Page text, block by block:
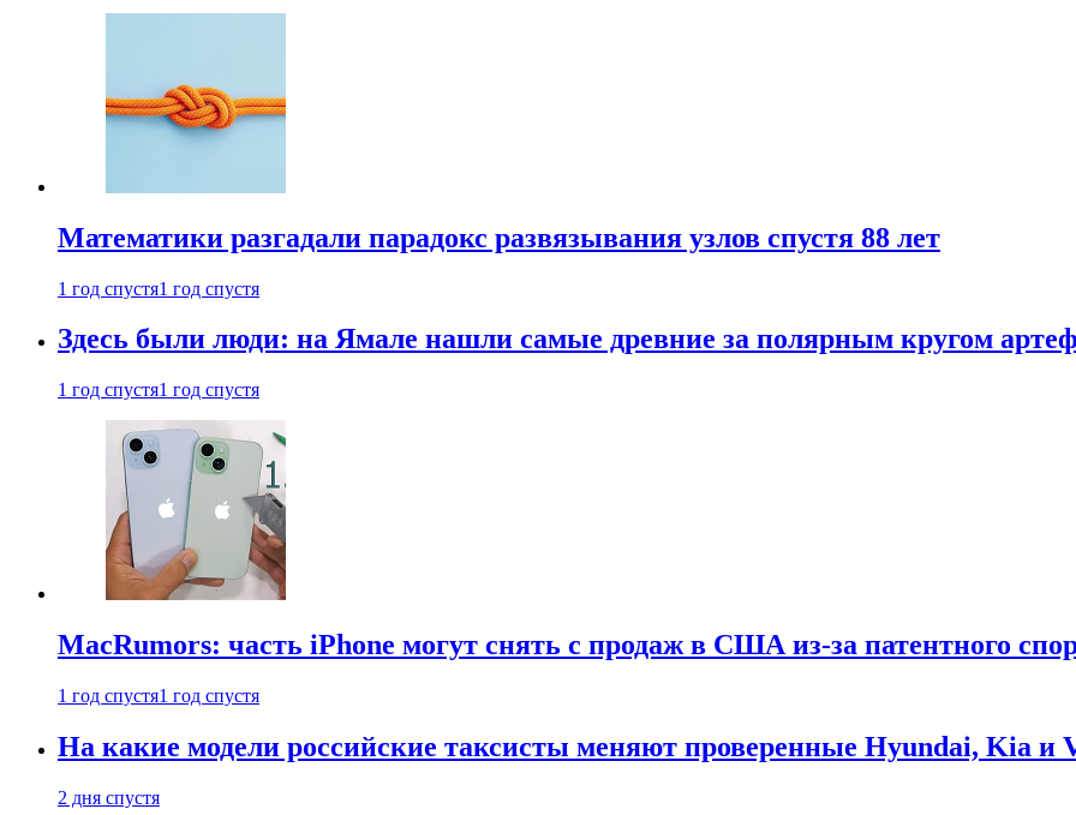
Математики разгадали парадокс развязывания узлов спустя 88 лет
1 год спустя1 год спустя
Здесь были люди: на Ямале нашли самые древние за полярным кругом
1 год спустя1 год спустя
MacRumors: часть iPhone могут снять с продаж в США из-за патентного
1 год спустя1 год спустя
На какие модели российские таксисты меняют проверенные Hyundai, Kia и
2 дня спустя